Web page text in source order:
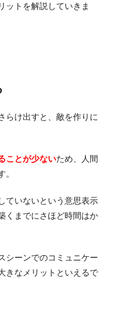
ットを解説していきま
らけ出すと、敵を作りに
ことが少ないため、人間
ていないという意思表示
くまでにさほど時間はか
シーンでのコミュニケー
きなメリットといえるで